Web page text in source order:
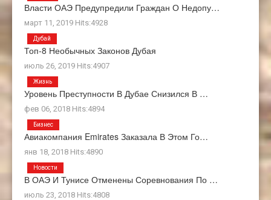
Власти ОАЭ Предупредили Граждан О Недопу…
март 11, 2019 Hits:4928
Топ-8 Необычных Законов Дубая
июль 26, 2019 Hits:4907
Дубай
Уровень Преступности В Дубае Снизился В …
фев 06, 2018 Hits:4894
Жизнь
Авиакомпания Emirates Заказала В Этом Го…
янв 18, 2018 Hits:4890
Бизнес
В ОАЭ И Тунисе Отменены Соревнования По …
июль 23, 2018 Hits:4808
Новости